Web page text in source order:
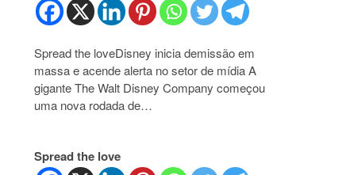
Spread the loveDisney inicia demissão em
massa e acende alerta no setor de mídia A
gigante The Walt Disney Company começou
uma nova rodada de…
Spread the love